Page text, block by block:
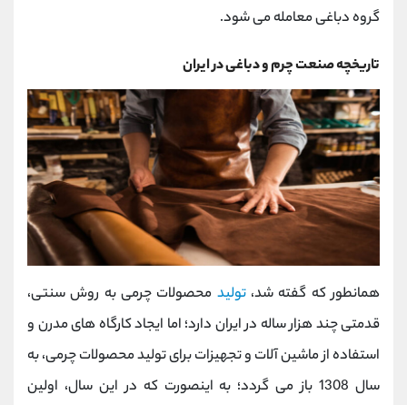
گروه دباغی معامله می شود.
تاریخچه صنعت چرم و دباغی در ایران
همانطور که گفته شد،تولید محصولات چرمی به روش سنتی،
قدمتی چند هزار ساله در ایران دارد؛ اما ایجاد کارگاه های مدرن و
استفاده از ماشین آلات و تجهیزات برای تولید محصولات چرمی، به
سال 1308 باز می گردد؛ به اینصورت که در این سال، اولین